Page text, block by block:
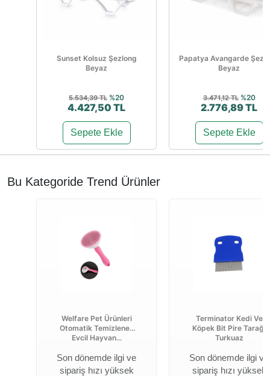
Sunset Kolsuz Şezlong
Beyaz
5.534,39 TL %20
4.427,50 TL
Sepete Ekle
Papatya Avangarde
Beyaz
3.471,12 TL %20
2.776,89 TL
Sepete Ekle
Bu Kategoride Trend Ürünler
Welfare Pet Ürünleri
Otomatik Temizlenen
Evcil Hayvan...
Son dönemde ilgi ve
sipariş hızı yüksek
Terminator Kedi Ve
Köpek Bit Pire Tarağı
Turkuaz
Son dönemde ilgi ve
sipariş hızı yüksek